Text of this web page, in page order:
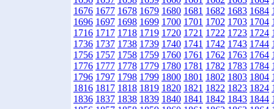
1676 1677 1678 1679 1680 1681 1682 1683 1684
1696 1697 1698 1699 1700 1701 1702 1703 1704
1716 1717 1718 1719 1720 1721 1722 1723 1724
1736 1737 1738 1739 1740 1741 1742 1743 1744
1756 1757 1758 1759 1760 1761 1762 1763 1764
1776 1777 1778 1779 1780 1781 1782 1783 1784
1796 1797 1798 1799 1800 1801 1802 1803 1804
1816 1817 1818 1819 1820 1821 1822 1823 1824
1836 1837 1838 1839 1840 1841 1842 1843 1844